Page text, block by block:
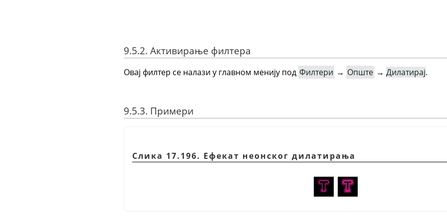
9.5.2. Активирање филтера
Овај филтер се налази у главном менију под Филтери → Опште → Дилатирај.
9.5.3. Примери
Слика 17.196. Ефекат неонског дилатирања